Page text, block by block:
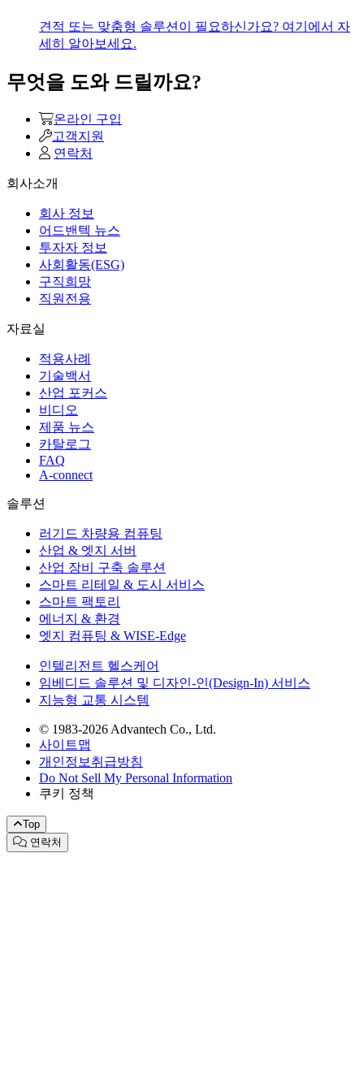
견적 또는 맞춤형 솔루션이 필요하신가요? 여기에서 자
세히 알아보세요.
무엇을 도와 드릴까요?
온라인 구입
고객지원
연락처
회사소개
회사 정보
어드밴텍 뉴스
투자자 정보
사회활동(ESG)
구직희망
직원전용
자료실
적용사례
기술백서
산업 포커스
비디오
제품 뉴스
카탈로그
FAQ
A-connect
솔루션
러기드 차량용 컴퓨팅
산업 & 엣지 서버
산업 장비 구축 솔루션
스마트 리테일 & 도시 서비스
스마트 팩토리
에너지 & 환경
엣지 컴퓨팅 & WISE-Edge
인텔리전트 헬스케어
임베디드 솔루션 및 디자인-인(Design-In) 서비스
지능형 교통 시스템
© 1983-2026 Advantech Co., Ltd.
사이트맵
개인정보취급방침
Do Not Sell My Personal Information
쿠키 정책
Top
연락처